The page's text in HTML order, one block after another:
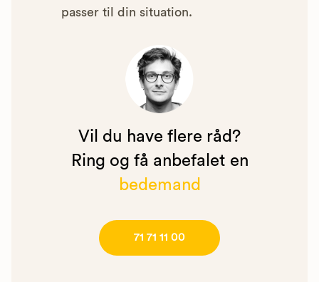
passer til din situation.
Vil du have flere råd?
Ring og få anbefalet en
bedemand
71 71 11 00